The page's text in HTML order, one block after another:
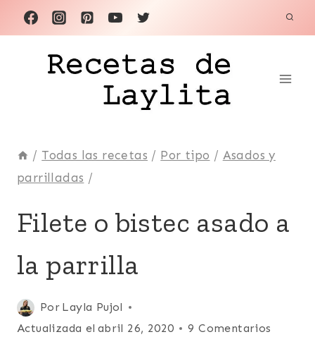
Saltar
al
contenido
/ Todas las recetas / Por tipo / Asados y
parrilladas /
|
CARNE
DE
RES
O
Filete o bistec asado a
la parrilla
Por Layla Pujol
Publicada
el
Actualizada el abril 26, 2020 9 Comentarios